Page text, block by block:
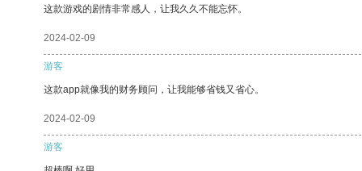
这款游戏的剧情非常感人，让我久久不能忘怀。
2024-02-09
游客
这款app就像我的财务顾问，让我能够省钱又省心。
2024-02-09
游客